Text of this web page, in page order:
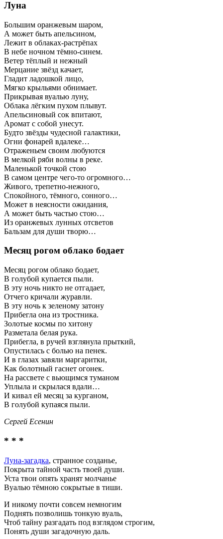
Луна
Большим оранжевым шаром,
А может быть апельсином,
Лежит в облаках-растрёпах
В небе ночном тёмно-синем.
Ветер тёплый и нежный
Мерцание звёзд качает,
Гладит ладошкой лицо,
Мягко крыльями обнимает.
Прикрывая вуалью луну,
Облака лёгким пухом плывут.
Апельсиновый сок впитают,
Аромат с собой унесут.
Будто звёзды чудесной галактики,
Огни фонарей вдалеке…
Отраженьем своим любуются
В мелкой ряби волны в реке.
Маленькой точкой стою
В самом центре чего-то огромного…
Живого, трепетно-нежного,
Спокойного, тёмного, сонного…
Может в неясности ожидания,
А может быть частью стою…
Из оранжевых лунных отсветов
Бальзам для души творю…
Месяц рогом облако бодает
Месяц рогом облако бодает,
В голубой купается пыли.
В эту ночь никто не отгадает,
Отчего кричали журавли.
В эту ночь к зеленому затону
Прибегла она из тростника.
Золотые космы по хитону
Разметала белая рука.
Прибегла, в ручей взглянула прыткий,
Опустилась с болью на пенек.
И в глазах завяли маргаритки,
Как болотный гаснет огонек.
На рассвете с вьющимся туманом
Уплыла и скрылася вдали…
И кивал ей месяц за курганом,
В голубой купаяся пыли.
Сергей Есенин
* * *
Луна-загадка, странное созданье,
Покрыта тайной часть твоей души.
Уста твои опять хранят молчанье
Вуалью тёмною сокрытые в тиши.
И никому почти совсем немногим
Поднять позволишь тонкую вуаль,
Чтоб тайну разгадать под взглядом строгим,
Понять души загадочную даль.